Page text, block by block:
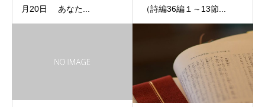
月20日 あなた...
（詩編36編１～13節...